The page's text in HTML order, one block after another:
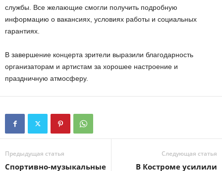
службы. Все желающие смогли получить подробную
информацию о вакансиях, условиях работы и социальных
гарантиях.
В завершение концерта зрители выразили благодарность
организаторам и артистам за хорошее настроение и
праздничную атмосферу.
Предыдущая статья
Спортивно-музыкальные
Следующая статья
В Костроме усилили